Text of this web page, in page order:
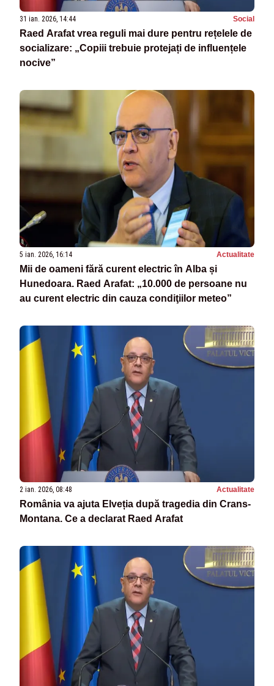
31 ian. 2026, 14:44 Social
Raed Arafat vrea reguli mai dure pentru rețelele de
socializare: „Copiii trebuie protejați de influențele
nocive”
5 ian. 2026, 16:14 Actualitate
Mii de oameni fără curent electric în Alba și
Hunedoara. Raed Arafat: „10.000 de persoane nu
au curent electric din cauza condiţiilor meteo”
2 ian. 2026, 08:48 Actualitate
România va ajuta Elveția după tragedia din Crans-
Montana. Ce a declarat Raed Arafat